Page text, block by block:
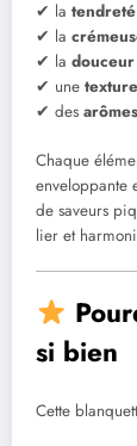
✔ la
✔ la
✔ la
✔ une
✔ des
Chaque
enveloppante
de saveurs
lier et
si bien
Cette